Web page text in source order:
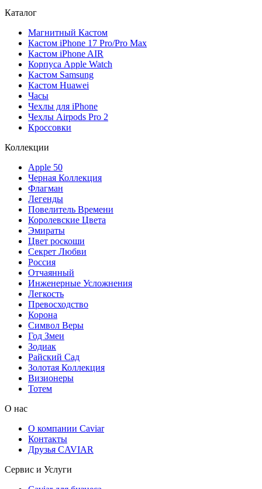
Каталог
Магнитный Кастом
Кастом iPhone 17 Pro/Pro Max
Кастом iPhone AIR
Корпуса Apple Watch
Кастом Samsung
Кастом Huawei
Часы
Чехлы для iPhone
Чехлы Airpods Pro 2
Кроссовки
Коллекции
Apple 50
Черная Коллекция
Флагман
Легенды
Повелитель Времени
Королевские Цвета
Эмираты
Цвет роскоши
Секрет Любви
Россия
Отчаянный
Инженерные Усложнения
Легкость
Превосходство
Корона
Символ Веры
Год Змеи
Зодиак
Райский Сад
Золотая Коллекция
Визионеры
Тотем
О нас
О компании Caviar
Контакты
Друзья CAVIAR
Сервис и Услуги